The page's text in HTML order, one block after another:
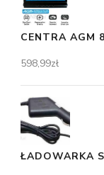
CENTRA AGM
598,99zł
ŁADOWARKA